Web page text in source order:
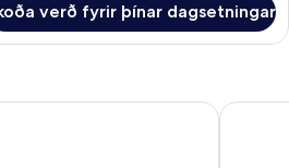
verð fyrir þínar dagsetningar
JUFA